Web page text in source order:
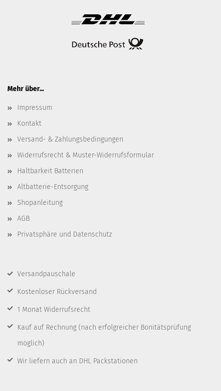
Mehr über...
Impressum
Kontakt
Versand- & Zahlungsbedingungen
Widerrufsrecht & Muster-Widerrufsformular
Haltbarkeit Batterien
Altbatterie-Entsorgung
Shopanleitung
AGB
Privatsphäre und Datenschutz
Versandpauschale
Kostenloser Rückversand
1 Monat Widerrufsrecht
Kauf auf Rechnung (nach erfolgreicher Bonitätsprüfung
möglich)
Wir liefern auch an DHL Packstationen